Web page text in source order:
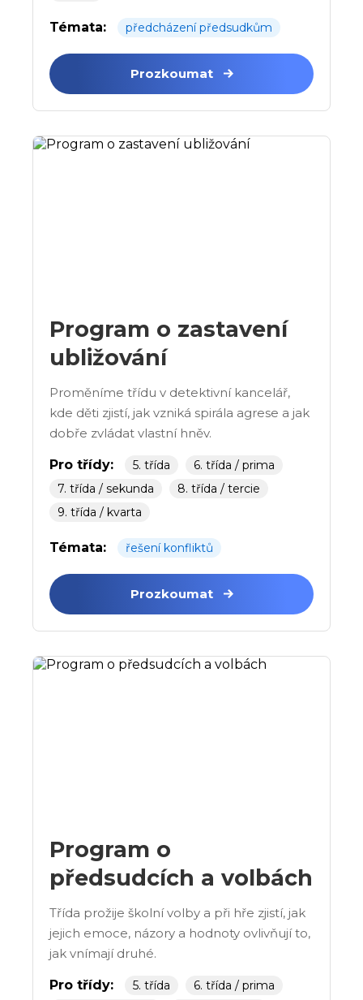
Témata: předcházení předsudkům
Prozkoumat
Program o zastavení
ubližování
Proměníme třídu v detektivní kancelář,
kde děti zjistí, jak vzniká spirála agrese a jak
dobře zvládat vlastní hněv.
Pro třídy: 5. třída
6. třída / prima
7. třída / sekunda
8. třída / tercie
9. třída / kvarta
Témata: řešení konfliktů
Prozkoumat
Program o
předsudcích a volbách
Třída prožije školní volby a při hře zjistí, jak
jejich emoce, názory a hodnoty ovlivňují to,
jak vnímají druhé.
Pro třídy: 5. třída 6. třída / prima